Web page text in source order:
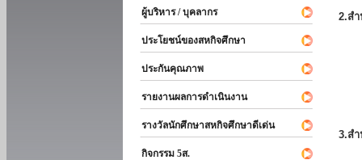
ผู้บริหาร / บุคลากร
ประโยชน์ของสหกิจศึกษา
ประกันคุณภาพ
รายงานผลการดำเนินงาน
รางวัลนักศึกษาสหกิจศึกษาดีเด่น
กิจกรรม 5ส.
2.ส
3.ส